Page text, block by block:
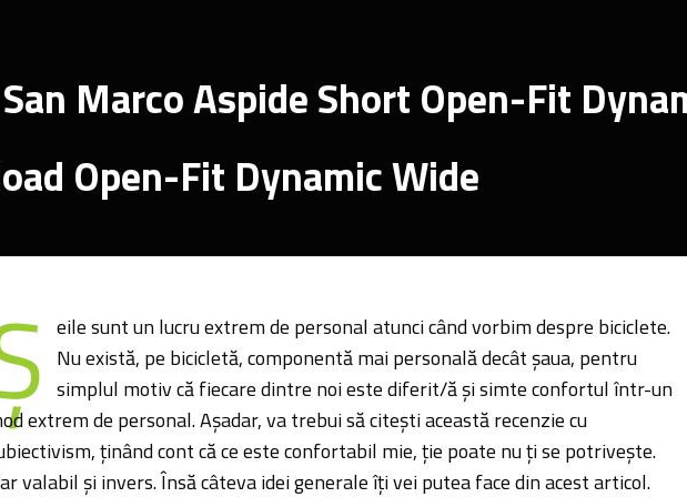
Marco Aspide Short Open-Fit
Open-Fit Dynamic Wide
eile sunt un lucru extrem de personal atunci când vorbim despre biciclete.
Nu există, pe bicicletă, componentă mai personală decât șaua, pentru
simplul motiv că fiecare dintre noi este diferit/ă și simte confortul într-un
extrem de personal. Așadar, va trebui să citești această recenzie cu
ținând cont că ce este confortabil mie, ție poate nu ți se potrivește.
valabil și invers. Însă câteva idei generale îți vei putea face din acest articol.